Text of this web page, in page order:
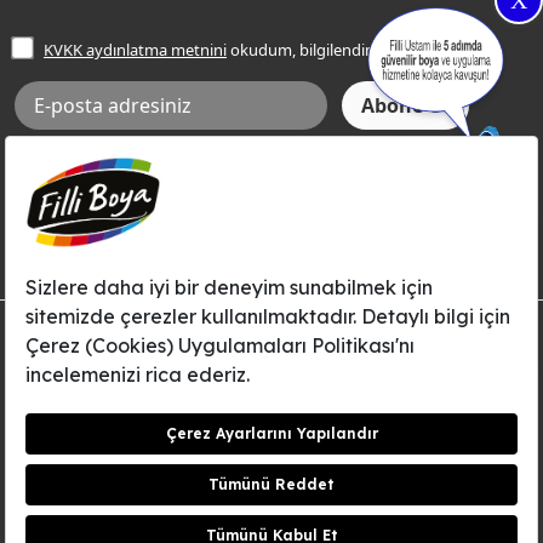
Frezya Rengi
Bilgi Toplumu Hizmetleri
İnternet Sitesi Kullanım Koşulları
KVKK Talep Formu
KVKK Aydınlatma Metni
KVKK aydınlatma metniniokudum, bilgilendim.
Aksi tarafımca bildirilene dek, Betek Boya ve Kimya Sanayi A.Ş.'nin
Filli Boya dahil tüm markaları ile ilgili kampanya, duyuru, hizmetler ve
tanıtım faaliyetleri vb. ile ilgili olarak e-posta yoluyla şahsıma
© Filli Boya 2026. Tüm Hakları Saklıdır.